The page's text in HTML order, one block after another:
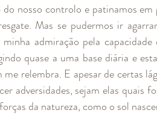
nosso controlo e patinamos em
Mas se pudermos ir
admiração pela capacidade
quase a uma base diária e
relembra. E apesar de certas
adversidades, sejam elas quais
da natureza, como o sol